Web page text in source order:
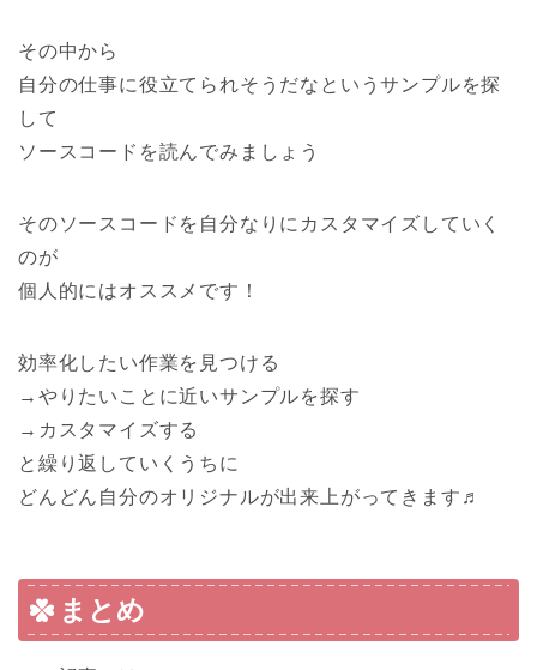
その中から
自分の仕事に役立てられそうだなというサンプルを探
して
ソースコードを読んでみましょう
そのソースコードを自分なりにカスタマイズしていく
のが
個人的にはオススメです！
効率化したい作業を見つける
→やりたいことに近いサンプルを探す
→カスタマイズする
と繰り返していくうちに
どんどん 自分のオリジナルが出来上がってきます♬
まとめ